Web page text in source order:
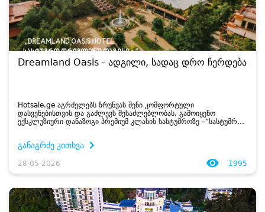
Dreamland Oasis - ადგილი, სადაც დრო ჩერდება
Hotsale.ge აგრძელებს ზრუნვას შენი კომფორტული
დასვენებისთვის და გაძლევს შესაძლებლობას, გამოიყენო
ექსკლუზიური დანაზოგი პრემიუმ კლასის სასტუმროზე –”სასტუმრო
განაგრძე კითხვა
28-05-2026 1995